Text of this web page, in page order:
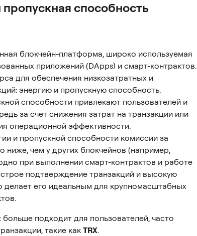
пропускная способность
блокчейн-платформа, широко используемая
приложений (DApps) и смарт-контрактов.
для обеспечения низкозатратных и
энергию и пропускную способность.
способности привлекают пользователей и
за счет снижения затрат на транзакции или
операционной эффективности.
и пропускной способности комиссии за
ниже, чем у других блокчейнов (например,
при выполнении смарт-контрактов и работе
подтверждение транзакций и высокую
делает его идеальным для крупномасштабных
: больше подходит для пользователей, часто
такие как TRX.